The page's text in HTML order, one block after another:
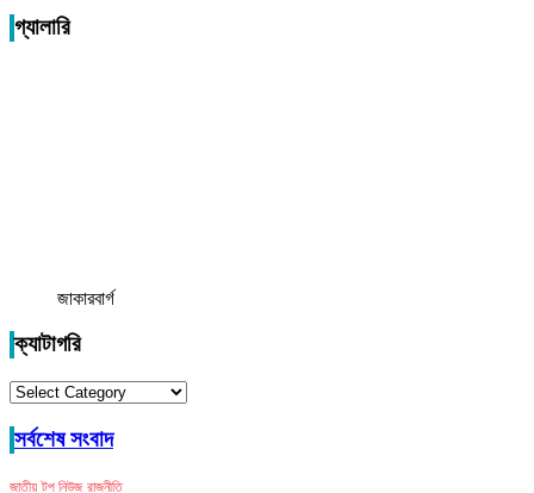
গ্যালারি
জাকারবার্গ
ক্যাটাগরি
ক্যাটাগরি
সর্বশেষ সংবাদ
জাতীয় টপ নিউজ রাজনীতি